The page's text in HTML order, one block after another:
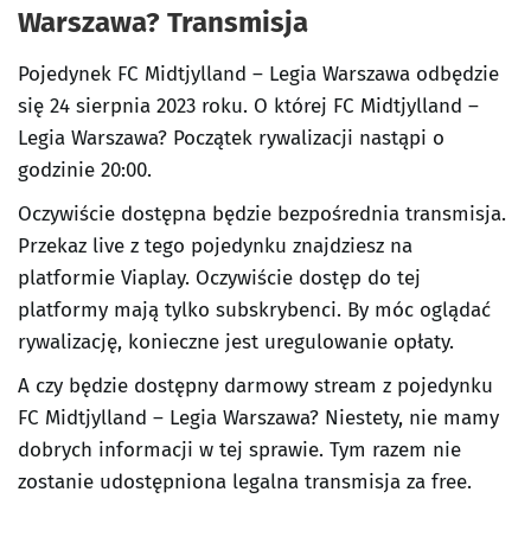
Warszawa? Transmisja
Pojedynek FC Midtjylland – Legia Warszawa odbędzie
się 24 sierpnia 2023 roku. O której FC Midtjylland –
Legia Warszawa? Początek rywalizacji nastąpi o
godzinie 20:00.
Oczywiście dostępna będzie bezpośrednia transmisja.
Przekaz live z tego pojedynku znajdziesz na
platformie Viaplay. Oczywiście dostęp do tej
platformy mają tylko subskrybenci. By móc oglądać
rywalizację, konieczne jest uregulowanie opłaty.
A czy będzie dostępny darmowy stream z pojedynku
FC Midtjylland – Legia Warszawa? Niestety, nie mamy
dobrych informacji w tej sprawie. Tym razem nie
zostanie udostępniona legalna transmisja za free.